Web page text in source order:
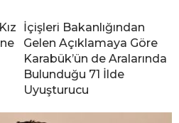
İçişleri Bakanlığından
Gelen Açıklamaya Göre
Karabük’ün de Aralarında
Bulunduğu 71 İlde
Uyuşturucu